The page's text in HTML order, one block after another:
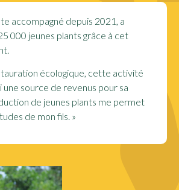
accompagné depuis 2021, a
000 jeunes plants grâce à cet
écologique, cette activité
source de revenus pour sa
de jeunes plants me permet
de mon fils. »